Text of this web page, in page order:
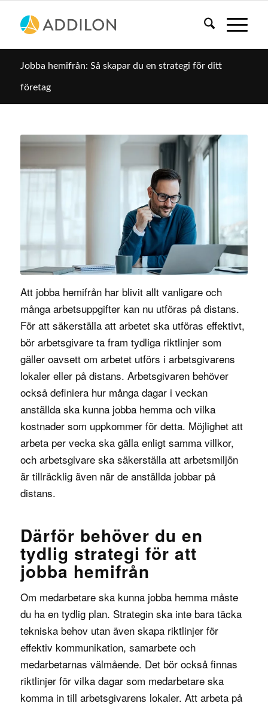
Jobba hemifrån: Så skapar du en strategi för ditt
företag
Att jobba hemifrån har blivit allt vanligare och
många arbetsuppgifter kan nu utföras på distans.
För att säkerställa att arbetet ska utföras effektivt,
bör arbetsgivare ta fram tydliga riktlinjer som
gäller oavsett om arbetet utförs i arbetsgivarens
lokaler eller på distans. Arbetsgivaren behöver
också definiera hur många dagar i veckan
anställda ska kunna jobba hemma och vilka
kostnader som uppkommer för detta. Möjlighet att
arbeta per vecka ska gälla enligt samma villkor,
och arbetsgivare ska säkerställa att arbetsmiljön
är tillräcklig även när de anställda jobbar på
distans.
Därför behöver du en
tydlig strategi för att
jobba hemifrån
Om medarbetare ska kunna jobba hemma måste
du ha en tydlig plan. Strategin ska inte bara täcka
tekniska behov utan även skapa riktlinjer för
effektiv kommunikation, samarbete och
medarbetarnas välmående. Det bör också finnas
riktlinjer för vilka dagar som medarbetare ska
komma in till arbetsgivarens lokaler. Att arbeta på